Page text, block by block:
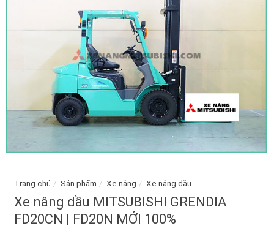
Trang chủ / Sản phẩm / Xe nâng / Xe nâng dầu
Xe nâng dầu MITSUBISHI GRENDIA
FD20CN | FD20N MỚI 100%